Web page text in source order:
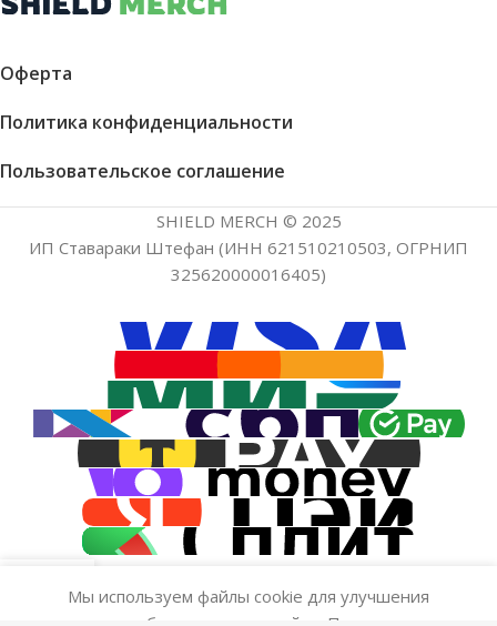
Оферта
Политика конфиденциальности
Пользовательское соглашение
SHIELD MERCH © 2025
ИП Ставараки Штефан (ИНН 621510210503, ОГРНИП
325620000016405)
Меню
Мы используем файлы cookie для улучшения